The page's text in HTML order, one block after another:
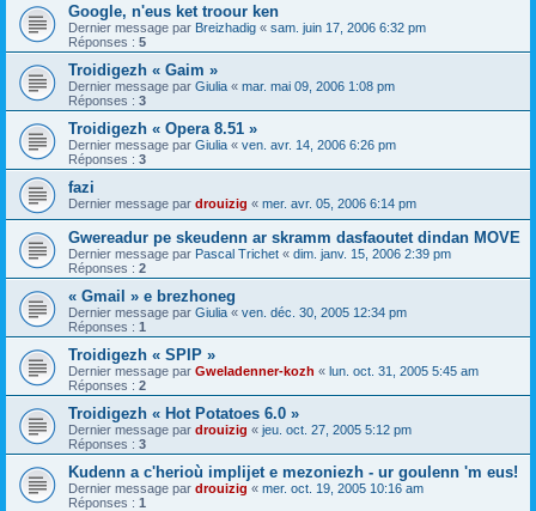
Google, n'eus ket troour ken
Dernier message par Breizhadig « sam. juin 17, 2006 6:32 pm
Réponses : 5
Troidigezh « Gaim »
Dernier message par Giulia « mar. mai 09, 2006 1:08 pm
Réponses : 3
Troidigezh « Opera 8.51 »
Dernier message par Giulia « ven. avr. 14, 2006 6:26 pm
Réponses : 3
fazi
Dernier message par drouizig « mer. avr. 05, 2006 6:14 pm
Gwereadur pe skeudenn ar skramm dasfaoutet dindan MOVE
Dernier message par Pascal Trichet « dim. janv. 15, 2006 2:39 pm
Réponses : 2
« Gmail » e brezhoneg
Dernier message par Giulia « ven. déc. 30, 2005 12:34 pm
Réponses : 1
Troidigezh « SPIP »
Dernier message par Gweladenner-kozh « lun. oct. 31, 2005 5:45 am
Réponses : 2
Troidigezh « Hot Potatoes 6.0 »
Dernier message par drouizig « jeu. oct. 27, 2005 5:12 pm
Réponses : 3
Kudenn a c'herioù implijet e mezoniezh - ur goulenn 'm eus!
Dernier message par drouizig « mer. oct. 19, 2005 10:16 am
Réponses : 1